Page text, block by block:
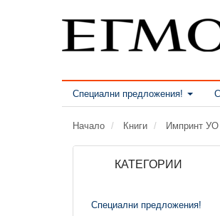
Специални предложения!
Начало Книги Импринт УО
КАТЕГОРИИ
Специални предложения!